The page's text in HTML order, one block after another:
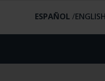
ESPAÑOL /